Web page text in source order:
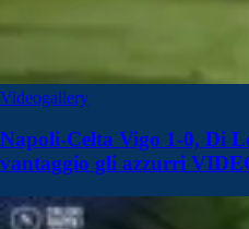
Videogallery
Napoli-Celta Vigo 1-0, Di
vantaggio gli azzurri